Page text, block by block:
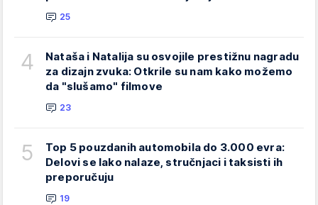
25
4
Nataša i Natalija su osvojile prestižnu nagradu
za dizajn zvuka: Otkrile su nam kako možemo
da "slušamo" filmove
23
5
Top 5 pouzdanih automobila do 3.000 evra:
Delovi se lako nalaze, stručnjaci i taksisti ih
preporučuju
19